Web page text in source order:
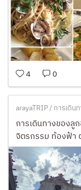
4 0
arayaTRIP / การเดิน
การเดินทางของลู